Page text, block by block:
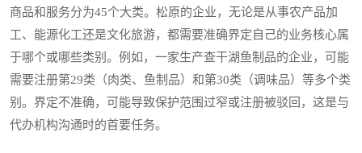
商品和服务分为45个大类。松原的企业，无论是从事农产品加
工、能源化工还是文化旅游，都需要准确界定自己的业务核心属
于哪个或哪些类别。例如，一家生产查干湖鱼制品的企业，可能
需要注册第29类（肉类、鱼制品）和第30类（调味品）等多个类
别。界定不准确，可能导致保护范围过窄或注册被驳回，这是与
代办机构沟通时的首要任务。